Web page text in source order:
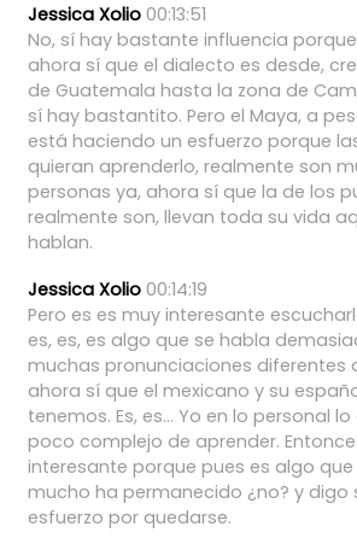
Jessica Xolio 00:13:51
No, sí hay bastante influencia porque
ahora sí que el dialecto es desde,
de Guatemala hasta la zona de
sí hay bastantito. Pero el Maya, a
está haciendo un esfuerzo porque
quieran aprenderlo, realmente son
personas ya, ahora sí que la de los
realmente son, llevan toda su vida
hablan.
Jessica Xolio 00:14:19
Pero es es muy interesante
es, es, es algo que se habla
muchas pronunciaciones diferentes
ahora sí que el mexicano y su
tenemos. Es, es... Yo en lo personal lo
poco complejo de aprender.
interesante porque pues es algo que
mucho ha permanecido ¿no? y digo
esfuerzo por quedarse.